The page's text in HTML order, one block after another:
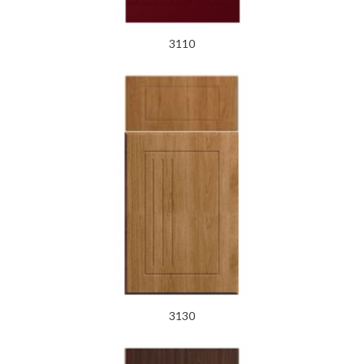
3110
3130